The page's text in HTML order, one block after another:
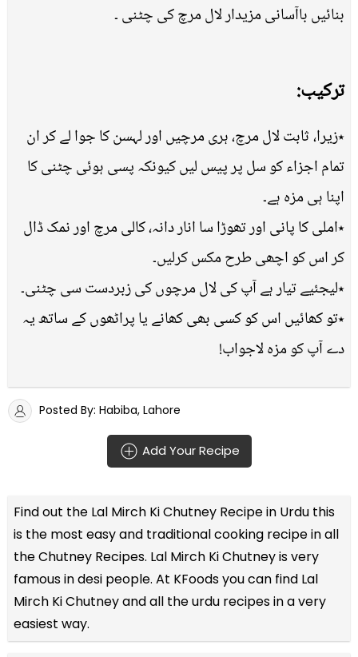
بنائیں باآسانی مزیدار لال مرچ کی چٹنی ۔
ترکیب:
٭زیرا، ثابت لال مرچ، ہری مرچیں اور لہسن کا جوا لے کر ان
تمام اجزاء کو سل پر پیس لیں کیونکہ پسی ہوئی چٹنی کا
اپنا ہی مزہ ہے۔
٭املی کا پانی اور تھوڑا سا انار دانہ، کالی مرچ اور نمک ڈال
کر اس کو اچھی طرح مکس کرلیں۔
٭لیجئیے تیار ہے آپ کی لال مرچوں کی زبردست سی چٹنی۔
٭تو کھائیں اس کو کسی بھی کھانے یا پراٹھوں کے ساتھ یہ
دے آپ کو مزہ لاجواب!
Posted By: Habiba, Lahore
Add Your Recipe
Find out the Lal Mirch Ki Chutney Recipe in Urdu this
is the most easy and traditional cooking recipe in all
theChutney Recipes. Lal Mirch Ki Chutney is very
famous in desi people. At KFoods you can find Lal
Mirch Ki Chutney and all theurdu recipesin a very
easiest way.